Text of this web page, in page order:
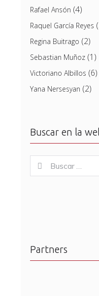
Rafael Ansón (4)
Raquel García Reyes
Regina Buitrago (2)
Sebastian Muñoz(1)
Victoriano Albillos (6)
Yana Nersesyan (2)
Buscar en la
for:
Buscar
Partners